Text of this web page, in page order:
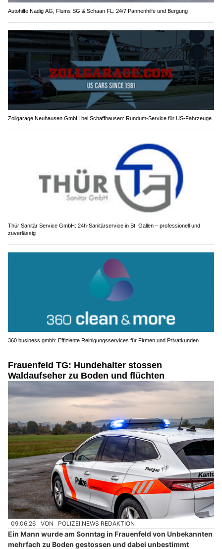
Autohilfe Nadig AG, Flums SG & Schaan FL: 24/7 Pannenhilfe und Bergung
Zollgarage Neuhausen GmbH bei Schaffhausen: Rundum-Service für US-Fahrzeuge
Thür Sanitär Service GmbH: 24h-Sanitärservice in St. Gallen – professionell und
zuverlässig
360 business gmbh: Effiziente Reinigungsservices für Firmen und Privatkunden
Frauenfeld TG: Hundehalter stossen
Waldaufseher zu Boden und flüchten
09.06.26 VON POLIZEI.NEWS REDAKTION
Ein Mann wurde am Sonntag in Frauenfeld von Unbekannten
mehrfach zu Boden gestossen und dabei unbestimmt